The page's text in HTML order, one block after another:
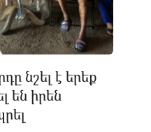
նշել է երեք
են իրեն